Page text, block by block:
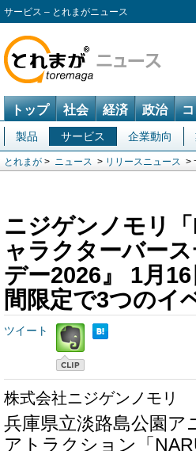
サービス – とれまがニュース
トップ 社会 経済 政治
製品 サービス 企業動向
とれまが > ニュース > リリースニュース >
ニジゲンノモリ
ャラクターバー
デー2026』 1月
間限定で3つのイ
ツイート
株式会社ニジゲンノモリ
兵庫県立淡路島公園
アトラクション「